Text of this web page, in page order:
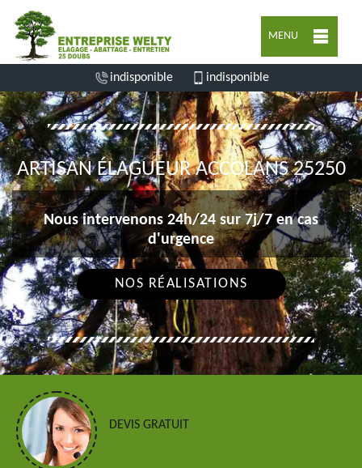
MENU
indisponible indisponible
ARTISAN ÉLAGUEUR ACCOLANS 25250
Nous intervenons 24h/24 sur 7j/7 en cas
d'urgence
NOS RÉALISATIONS
DEVIS GRATUIT